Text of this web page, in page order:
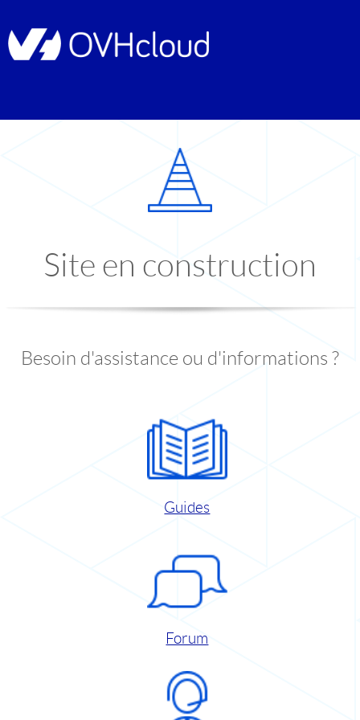
Site en construction
Besoin d'assistance ou d'informations ?
Guides
Forum